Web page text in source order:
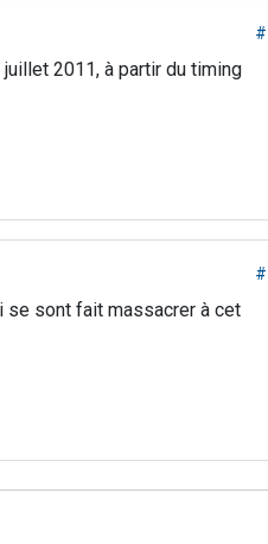
#
2011, à partir du timing
#
se sont fait massacrer à cet